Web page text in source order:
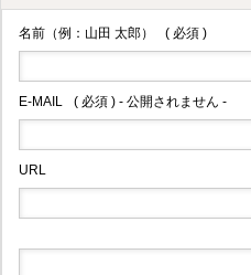
活動報告
年報27号完成し
名前（例：山田 太郎） ( 必須 )
E-MAIL ( 必須 ) - 公開されません -
URL